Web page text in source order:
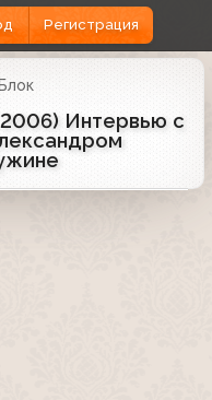
Регистрация
Интервью с